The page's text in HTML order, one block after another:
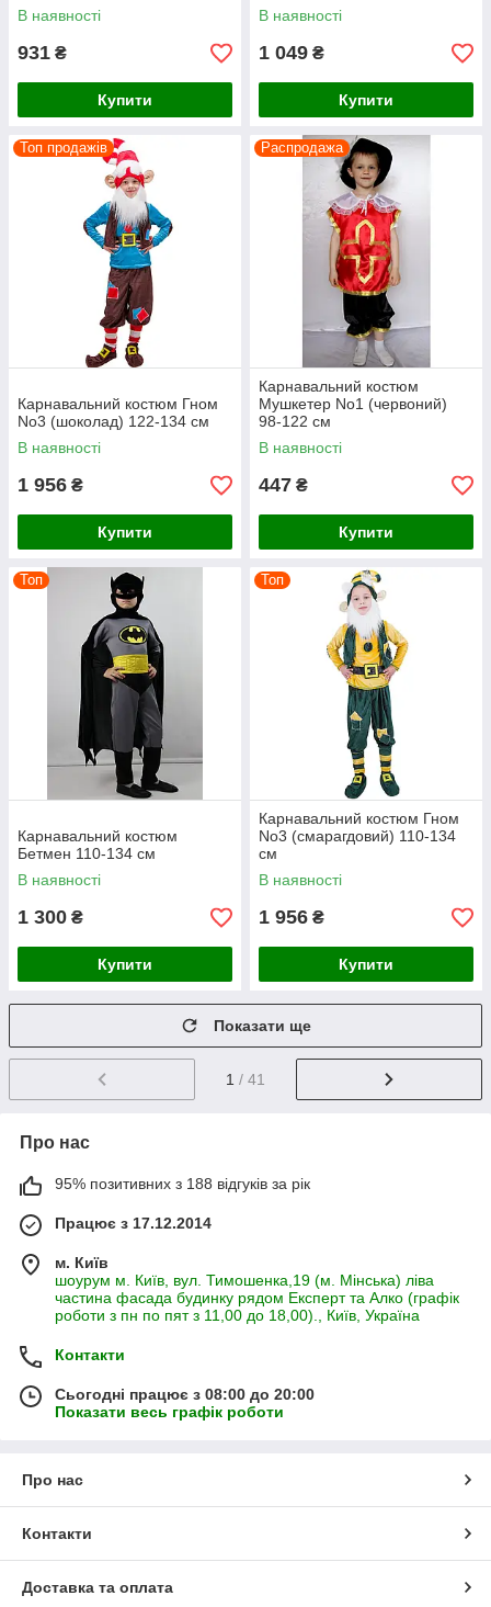
В наявності
931 ₴
Купити
В наявності
1 049 ₴
Купити
Топ продажів
Карнавальний костюм Гном
No3 (шоколад) 122-134 см
В наявності
1 956 ₴
Купити
Распродажа
Карнавальний костюм
Мушкетер No1 (червоний)
98-122 см
В наявності
447 ₴
Купити
Топ
Карнавальний костюм
Бетмен 110-134 см
В наявності
1 300 ₴
Купити
Топ
Карнавальний костюм Гном
No3 (смарагдовий) 110-134
см
В наявності
1 956 ₴
Купити
Показати ще
1 / 41
Про нас
95% позитивних з 188 відгуків за рік
Працює з 17.12.2014
м. Київ
шоурум м. Київ, вул. Тимошенка,19 (м. Мінська) ліва
частина фасада будинку рядом Експерт та Алко (графік
роботи з пн по пят з 11,00 до 18,00)., Київ, Україна
Контакти
Сьогодні працює з 08:00 до 20:00
Показати весь графік роботи
Про нас
Контакти
Доставка та оплата